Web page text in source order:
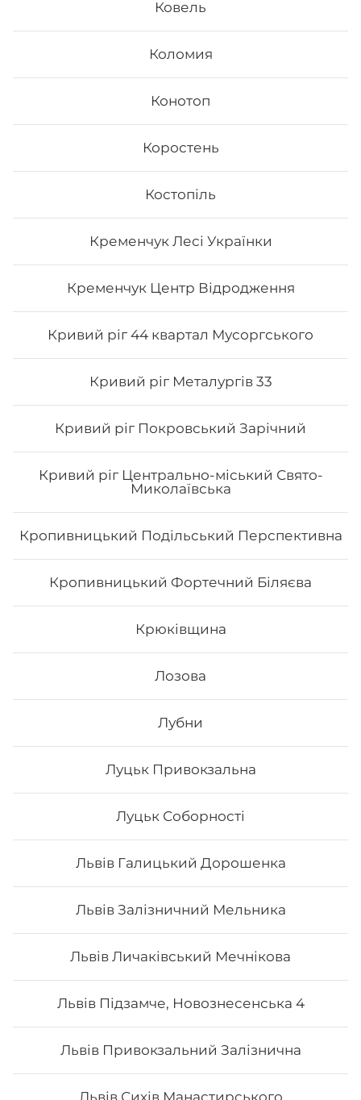
Ковель
Коломия
Конотоп
Коростень
Костопіль
Кременчук Лесі Українки
Кременчук Центр Відродження
Кривий ріг 44 квартал Мусоргського
Кривий ріг Металургів 33
Кривий ріг Покровський Зарічний
Кривий ріг Центрально-міський Свято-
Миколаївська
Кропивницький Подільський Перспективна
Кропивницький Фортечний Біляєва
Крюківщина
Лозова
Лубни
Луцьк Привокзальна
Луцьк Соборності
Львів Галицький Дорошенка
Львів Залізничний Мельника
Львів Личаківський Мечнікова
Львів Підзамче, Новознесенська 4
Львів Привокзальний Залізнична
Львів Сихів Манастирського
- Філадельфія з лососем - Філадельфія з тунцем -
Філадельфія сезам - Каліфорнія з лососем в кунжуті
Вага: 1045 г
548
Сет Токіо
філа з копч.лососем ½, філа з вугрем ½, філа з
643₴ Хочу
Вага: 1300 г Склад: преміум гриль голд, преміум кінг
рол, преміум авторський авокадо рол, преміум кіото
рол.